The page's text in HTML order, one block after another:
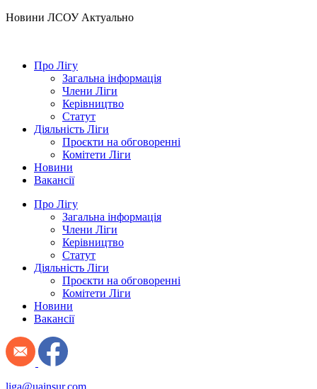
Hовини ЛСОУ Актуально
Про Лігу
Загальна інформація
Члени Ліги
Керівництво
Статут
Діяльність Ліги
Проєкти на обговоренні
Комітети Ліги
Новини
Вакансії
Про Лігу
Загальна інформація
Члени Ліги
Керівництво
Статут
Діяльність Ліги
Проєкти на обговоренні
Комітети Ліги
Новини
Вакансії
liga@uainsur.com